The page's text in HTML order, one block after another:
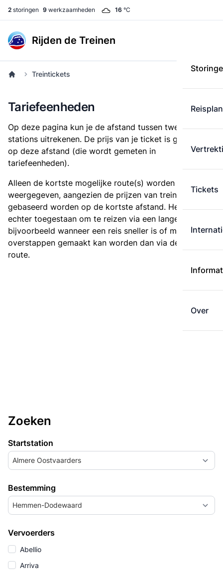
2 storingen 9 werkzaamheden 16 °C
Rijden de Treinen
Tickets
Over
Treintickets
Tariefeenheden
Op deze pagina kun je de afstand tussen twee
stations uitrekenen. De prijs van je ticket is gebaseerd
op deze afstand (die wordt gemeten in
tariefeenheden).
Alleen de kortste mogelijke route(s) worden
weergegeven, aangezien de prijzen van treintickets
gebaseerd worden op de kortste afstand. Het is
echter toegestaan om te reizen via een langere route,
bijvoorbeeld wanneer een reis sneller is of met minder
overstappen gemaakt kan worden dan via de kortste
route.
Zoeken
Startstation
Almere Oostvaarders
Bestemming
Hemmen-Dodewaard
Vervoerders
Abellio
Arriva